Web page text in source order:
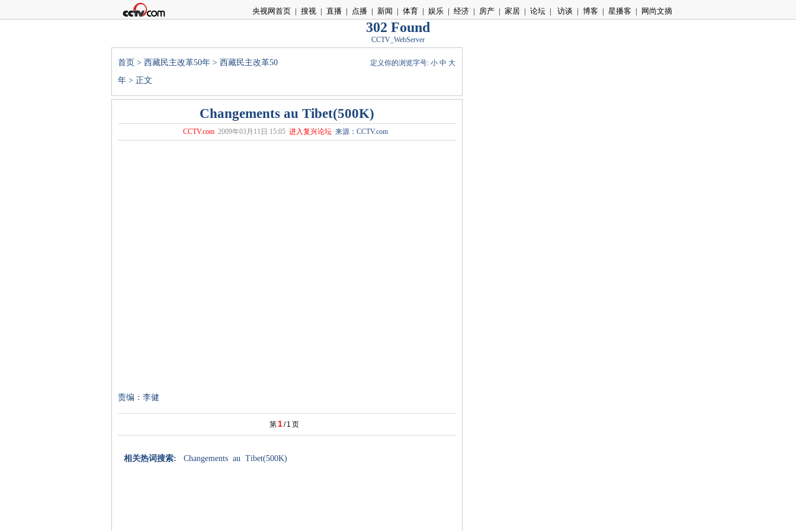
央视网首页 | 搜视 | 直播 | 点播 | 新闻 | 体育 | 娱乐 | 经济 | 房产 | 家居 | 论坛 | 访谈 | 博客 | 星播客 | 网尚文摘
302 Found
CCTV_WebServer
首页 > 西藏民主改革50年 > 西藏民主改革50
年 > 正文
定义你的浏览字号: 小 中 大
Changements au Tibet(500K)
CCTV.com 2009年03月11日 15:05 进入复兴论坛来源：CCTV.com
责编：李健
第 1/ 1 页
相关热词搜索: Changements au Tibet(500K)